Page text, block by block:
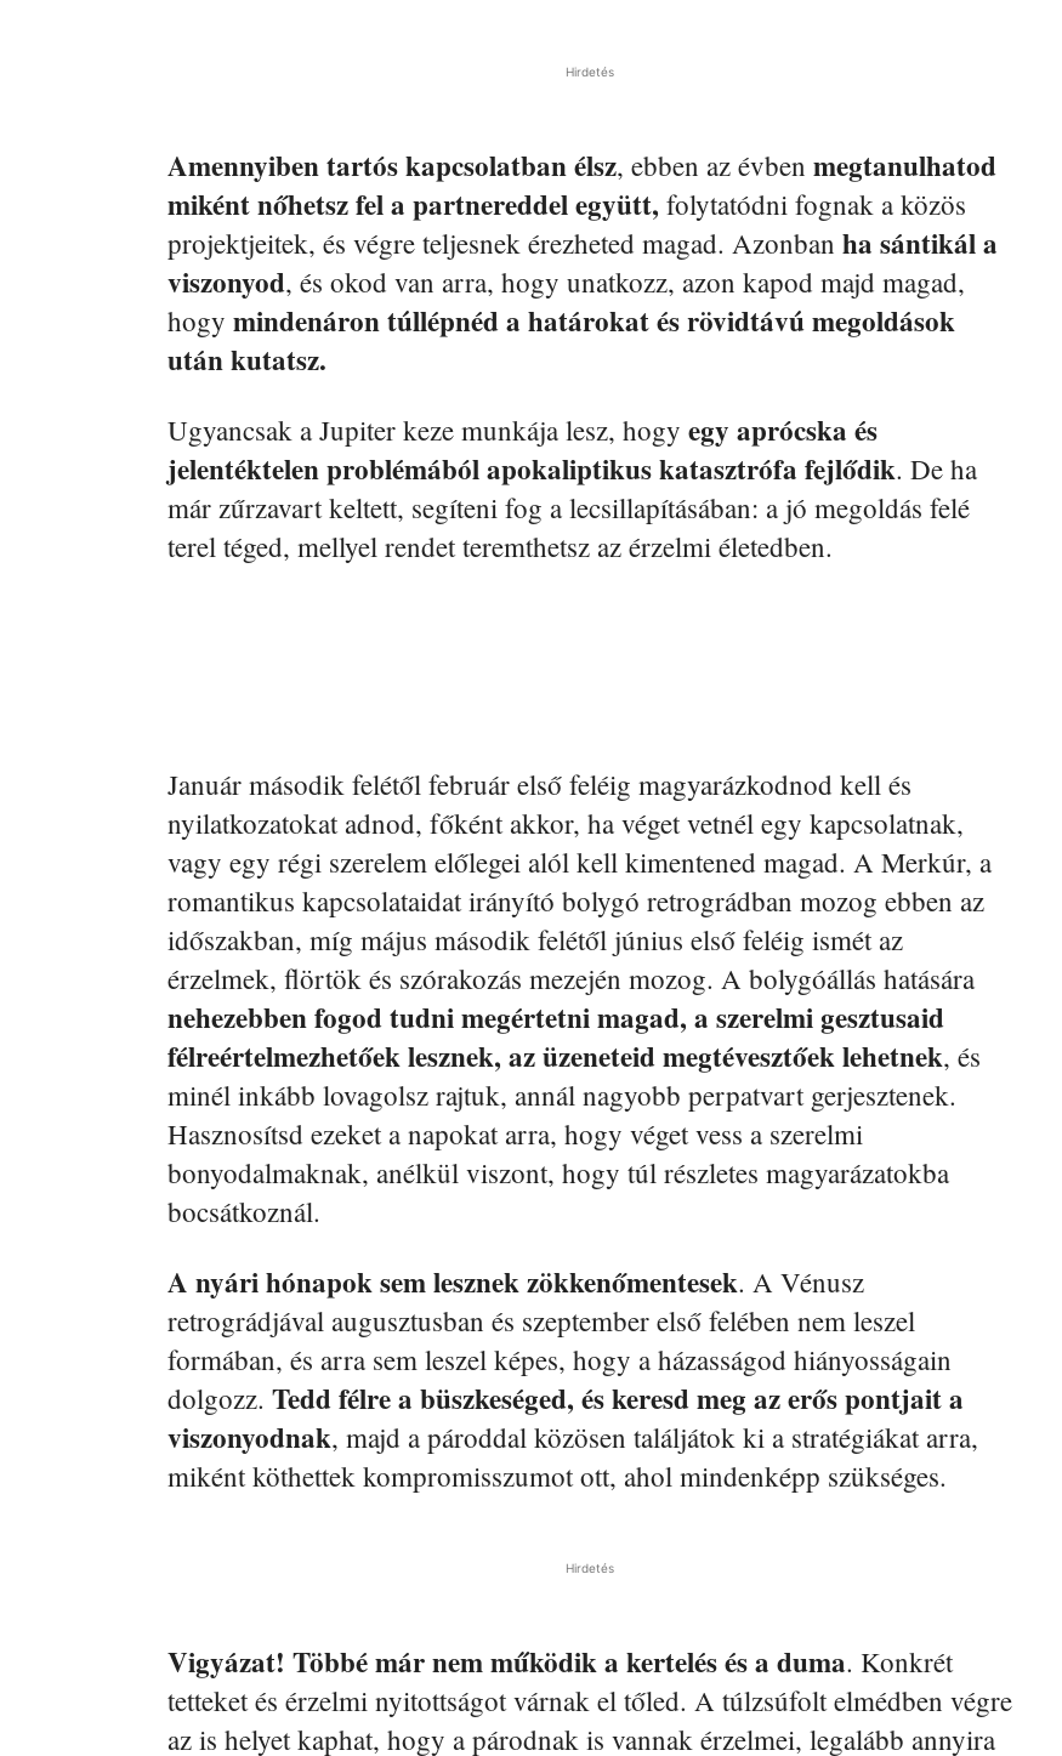
Hirdetés
Amennyiben tartós kapcsolatban élsz, ebben az évben megtanulhatod
miként nőhetsz fel a partnereddel együtt, folytatódni fognak a közös
projektjeitek, és végre teljesnek érezheted magad. Azonban ha sántikál a
viszonyod, és okod van arra, hogy unatkozz, azon kapod majd magad,
hogy mindenáron túllépnéd a határokat és rövidtávú megoldások
után kutatsz.
Ugyancsak a Jupiter keze munkája lesz, hogy egy aprócska és
jelentéktelen problémából apokaliptikus katasztrófa fejlődik. De ha
már zűrzavart keltett, segíteni fog a lecsillapításában: a jó megoldás felé
terel téged, mellyel rendet teremthetsz az érzelmi életedben.
Január második felétől február első feléig magyarázkodnod kell és
nyilatkozatokat adnod, főként akkor, ha véget vetnél egy kapcsolatnak,
vagy egy régi szerelem előlegei alól kell kimentened magad. A Merkúr, a
romantikus kapcsolataidat irányító bolygó retrográdban mozog ebben az
időszakban, míg május második felétől június első feléig ismét az
érzelmek, flörtök és szórakozás mezején mozog. A bolygóállás hatására
nehezebben fogod tudni megértetni magad, a szerelmi gesztusaid
félreértelmezhetőek lesznek, az üzeneteid megtévesztőek lehetnek, és
minél inkább lovagolsz rajtuk, annál nagyobb perpatvart gerjesztenek.
Hasznosítsd ezeket a napokat arra, hogy véget vess a szerelmi
bonyodalmaknak, anélkül viszont, hogy túl részletes magyarázatokba
bocsátkoznál.
A nyári hónapok sem lesznek zökkenőmentesek. A Vénusz
retrográdjával augusztusban és szeptember első felében nem leszel
formában, és arra sem leszel képes, hogy a házasságod hiányosságain
dolgozz. Tedd félre a büszkeséged, és keresd meg az erős pontjait a
viszonyodnak, majd a pároddal közösen találjátok ki a stratégiákat arra,
miként köthettek kompromisszumot ott, ahol mindenképp szükséges.
Hirdetés
Vigyázat! Többé már nem működik a kertelés és a duma. Konkrét
tetteket és érzelmi nyitottságot várnak el tőled. A túlzsúfolt elmédben végre
az is helyet kaphat, hogy a párodnak is vannak érzelmei, legalább annyira